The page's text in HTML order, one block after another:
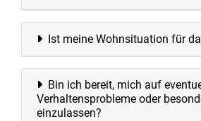
Ist meine Wohnsituation für
Bin ich bereit, mich auf
Verhaltensprobleme oder
einzulassen?